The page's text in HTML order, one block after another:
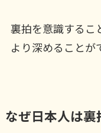
裏拍を意識するこ
より深めることが
なぜ日本人は裏